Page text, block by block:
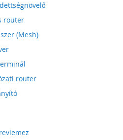
router
(Mesh)
router